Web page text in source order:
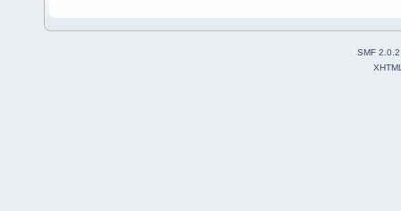
SMF 2.0.2